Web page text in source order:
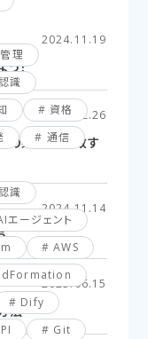
理
識
資格
通信
識
エージェント
AWS
Dify
Git
2024.11.19
う！
2025.02.26
の条件に一致す
2024.11.14
2025.06.15
法